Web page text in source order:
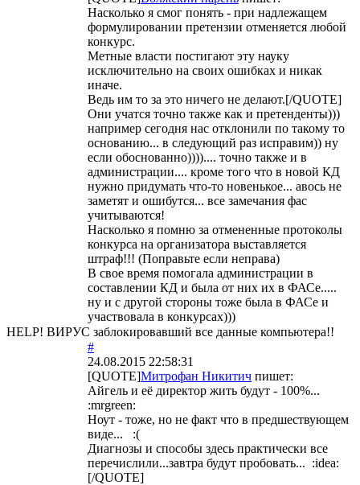
Насколько я смог понять - при надлежащем
формулировании претензии отменяется любой
конкурс.
Метные власти постигают эту науку
исключительно на своих ошибках и никак
иначе.
Ведь им то за это ничего не делают.[/QUOTE]
Они учатся точно также как и претенденты)))
например сегодня нас отклонили по такому то
основанию... в следующий раз исправим)) ну
если обоснованно)))).... точно также и в
администрации.... кроме того что в новой КД
нужно придумать что-то новенькое... авось не
заметят и ошибутся... все замечания фас
учитываются!
Насколько я помню за отмененные протоколы
конкурса на организатора выставляется
штраф!!! (Поправьте если неправа)
В свое время помогала администрации в
составлении КД и была от них их в ФАСе.....
ну и с другой стороны тоже была в ФАСе и
участвовала в конкурсах)))
HELP! ВИРУС заблокировавший все данные компьютера!!
#
24.08.2015 22:58:31
[QUOTE]Митрофан Никитич пишет:
Айгель и её директор жить будут - 100%...
:mrgreen:
Ноут - тоже, но не факт что в предшествующем
виде... :(
Диагнозы и способы здесь практически все
перечислили...завтра будут пробовать... :idea:
[/QUOTE]